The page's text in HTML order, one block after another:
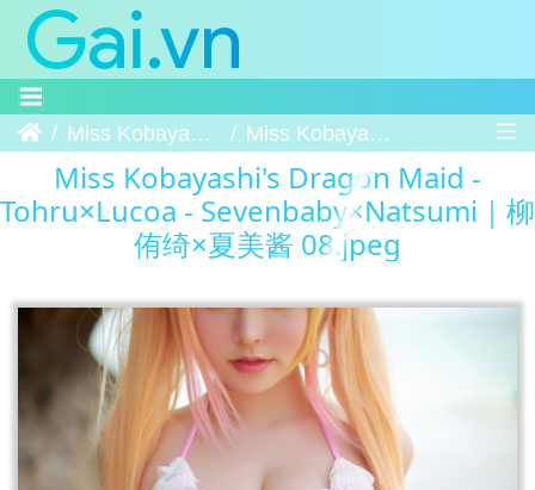
Trang chủMiss Kobayashi's Dragon Maid - Tohru×Lucoa - Sevenbaby×Natsumi｜柳侑绮×夏美酱 Miss Kobayashi's Dragon Maid - Tohru×Lucoa - Sevenbaby×Natsumi｜柳侑绮×夏美酱 08
Miss Kobayashi's Dragon Maid -
Tohru×Lucoa - Sevenbaby×Natsumi｜柳
侑绮×夏美酱 08.jpeg